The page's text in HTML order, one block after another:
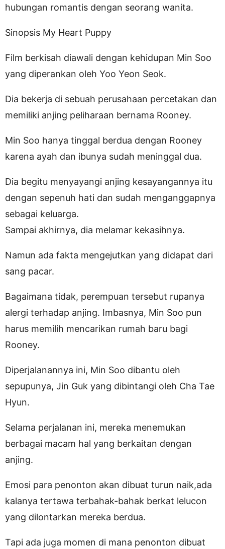
hubungan romantis dengan seorang wanita.
Sinopsis My Heart Puppy
Film berkisah diawali dengan kehidupan Min Soo
yang diperankan oleh Yoo Yeon Seok.
Dia bekerja di sebuah perusahaan percetakan dan
memiliki anjing peliharaan bernama Rooney.
Min Soo hanya tinggal berdua dengan Rooney
karena ayah dan ibunya sudah meninggal dua.
Dia begitu menyayangi anjing kesayangannya itu
dengan sepenuh hati dan sudah menganggapnya
sebagai keluarga.
Sampai akhirnya, dia melamar kekasihnya.
Namun ada fakta mengejutkan yang didapat dari
sang pacar.
Bagaimana tidak, perempuan tersebut rupanya
alergi terhadap anjing. Imbasnya, Min Soo pun
harus memilih mencarikan rumah baru bagi
Rooney.
Diperjalanannya ini, Min Soo dibantu oleh
sepupunya, Jin Guk yang dibintangi oleh Cha Tae
Hyun.
Selama perjalanan ini, mereka menemukan
berbagai macam hal yang berkaitan dengan
anjing.
Emosi para penonton akan dibuat turun naik,ada
kalanya tertawa terbahak-bahak berkat lelucon
yang dilontarkan mereka berdua.
Tapi ada juga momen di mana penonton dibuat